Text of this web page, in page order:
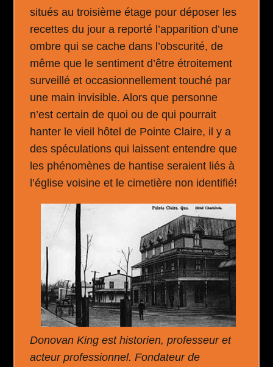
situés au troisième étage pour déposer les
recettes du jour a reporté l’apparition d’une
ombre qui se cache dans l’obscurité, de
même que le sentiment d’être étroitement
surveillé et occasionnellement touché par
une main invisible. Alors que personne
n’est certain de quoi ou de qui pourrait
hanter le vieil hôtel de Pointe Claire, il y a
des spéculations qui laissent entendre que
les phénomènes de hantise seraient liés à
l’église voisine et le cimetière non identifié!
Donovan King est historien, professeur et
acteur professionnel. Fondateur de